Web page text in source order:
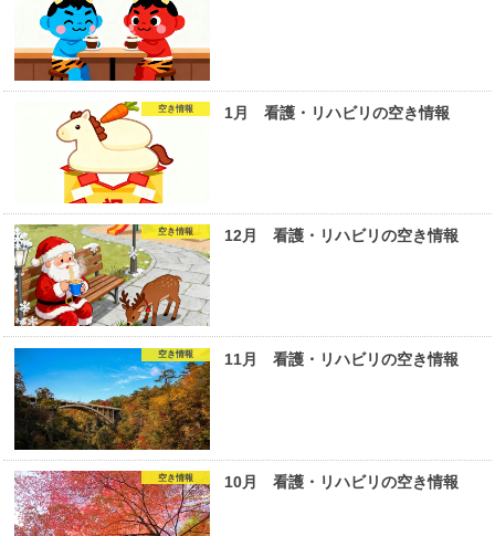
空き情報 1月 看護・リハビリの空き情報
空き情報 12月 看護・リハビリの空き情報
空き情報 11月 看護・リハビリの空き情報
空き情報 10月 看護・リハビリの空き情報